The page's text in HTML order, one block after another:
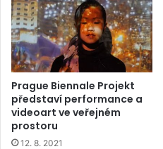
Prague Biennale Projekt
představí performance a
videoart ve veřejném
prostoru
12. 8. 2021